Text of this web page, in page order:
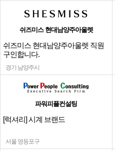
쉬즈미스 현대남양주아울렛
쉬즈미스 현대남양주아울렛 직원
구인합니다.
경기 남양주시
파워피플컨설팅
[럭셔리] 시계 브랜드
서울 영등포구